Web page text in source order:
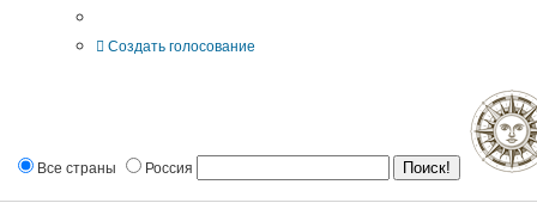
Создать голосование
Все страны Россия